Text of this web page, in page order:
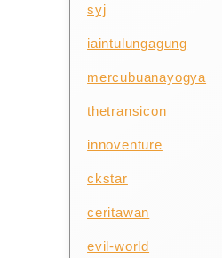
syj
iaintulungagung
mercubuanayogya
thetransicon
innoventure
ckstar
ceritawan
evil-world